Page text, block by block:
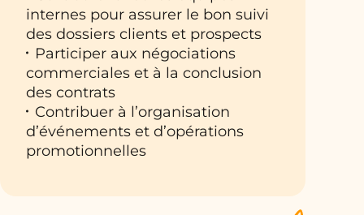
internes pour assurer le bon suivi
des dossiers clients et prospects
Participer aux négociations
commerciales et à la conclusion
des contrats
Contribuer à l’organisation
d’événements et d’opérations
promotionnelles